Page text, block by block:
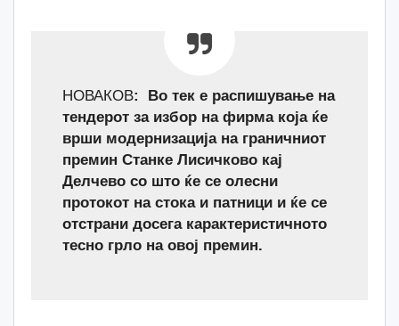
НОВАКОВ: Во тек е распишување на
тендерот за избор на фирма која ќе
врши модернизација на граничниот
премин Станке Лисичково кај
Делчево со што ќе се олесни
протокот на стока и патници и ќе се
отстрани досега карактеристичното
тесно грло на овој премин.